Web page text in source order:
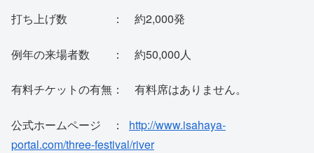
打ち上げ数 ： 約2,000発
例年の来場者数 ： 約50,000人
有料チケットの有無： 有料席はありません。
公式ホームページ ： http://www.isahaya-
portal.com/three-festival/river